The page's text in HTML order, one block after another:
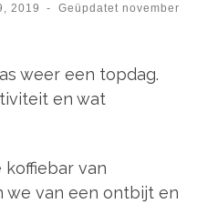
2019 - Geüpdatetnovember
weer een topdag.
en wat
van
we van een ontbijt en